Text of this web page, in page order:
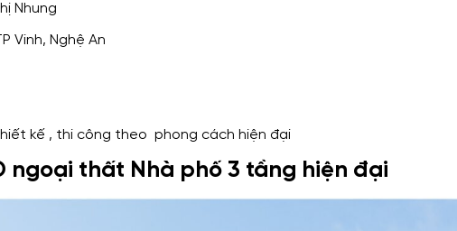
Nhung
Vinh, Nghệ An
kế , thi công theo phong cách hiện đại
ngoại thất Nhà phố 3 tầng hiện đại